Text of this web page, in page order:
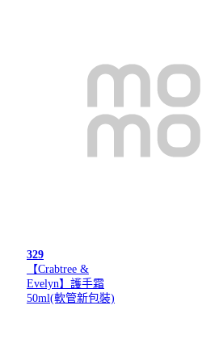
329
【Crabtree &
Evelyn】護手霜
50ml(軟管新包裝)